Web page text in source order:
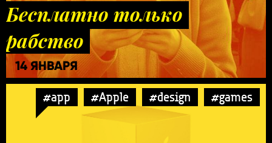
Бесплатно только
рабство
14 ЯНВАРЯ
#app #Apple #design #games